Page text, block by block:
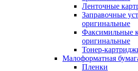
Ленточные
Заправочные
оригинальные
Факсимильные
оригинальные
Тонер-
Малоформатная
Пленки